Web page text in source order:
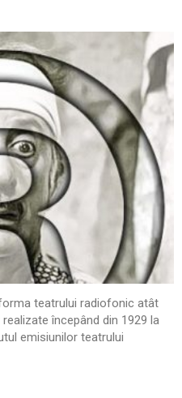
teatrului radiofonic atât
începând din 1929 la
emisiunilor teatrului